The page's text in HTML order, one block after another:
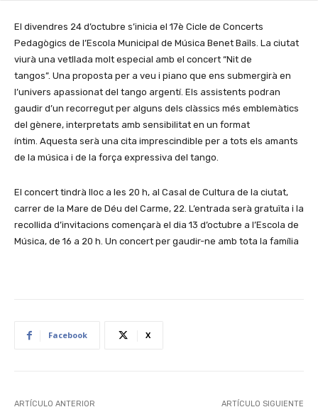
El divendres 24 d’octubre s’inicia el 17è Cicle de Concerts
Pedagògics de l’Escola Municipal de Música Benet Baïls. La ciutat
viurà una vetllada molt especial amb el concert “Nit de
tangos”. Una proposta per a veu i piano que ens submergirà en
l’univers apassionat del tango argentí. Els assistents podran
gaudir d’un recorregut per alguns dels clàssics més emblemàtics
del gènere, interpretats amb sensibilitat en un format
íntim. Aquesta serà una cita imprescindible per a tots els amants
de la música i de la força expressiva del tango.
El concert tindrà lloc a les 20 h, al Casal de Cultura de la ciutat,
carrer de la Mare de Déu del Carme, 22. L’entrada serà gratuïta i la
recollida d’invitacions començarà el dia 13 d’octubre a l’Escola de
Música, de 16 a 20 h. Un concert per gaudir-ne amb tota la família
Facebook X
ARTÍCULO ANTERIOR ARTÍCULO SIGUIENTE